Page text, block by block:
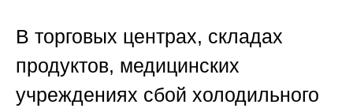
В торговых центрах, складах
продуктов, медицинских
учреждениях сбой холодильного